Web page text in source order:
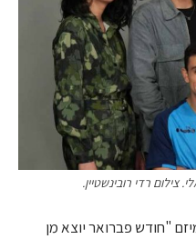
צילום רדי רובינשטיין.
"חודש פברואר יוצא מן